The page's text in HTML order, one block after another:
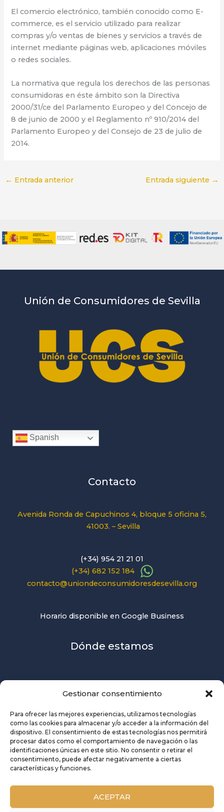
Gestionar consentimiento
Para ofrecer las mejores experiencias, utilizamos tecnologías
como las cookies para almacenar y/o acceder a la información del
dispositivo. El consentimiento de estas tecnologías nos permitirá
procesar datos como el comportamiento de navegación o las
identificaciones únicas en este sitio. No consentir o retirar el
consentimiento, puede afectar negativamente a ciertas
características y funciones.
ACEPTAR
El comercio electrónico, también conocido como E-
commerce, es el servicio utilizado para realizar
compras y/o ventas de bienes y servicios a través de
internet mediante páginas web, aplicaciones móviles
o redes sociales.
La normativa que regula los derechos de las personas
consumidoras en éste ámbito son la Directiva
2000/31/ce del Parlamento Europeo y del Concejo de
8 de junio de 2000 y el Reglamento nº 910/2014 del
Parlamento Europeo y del Consejo de 23 de julio de
2014.
← Entrada anterior Entrada siguiente →
Unión de Consumidores de Sevilla
Spanish
Contacto
Avenida Ronda de Capuchinos 4, bloque 5 oficina 5,
41003. – Sevilla
(+34) 954 21 21 01
(+34) 682 152 184
contacto@uniondeconsumidoresdesevilla.org
Horario disponible en Google Business
Dónde estamos